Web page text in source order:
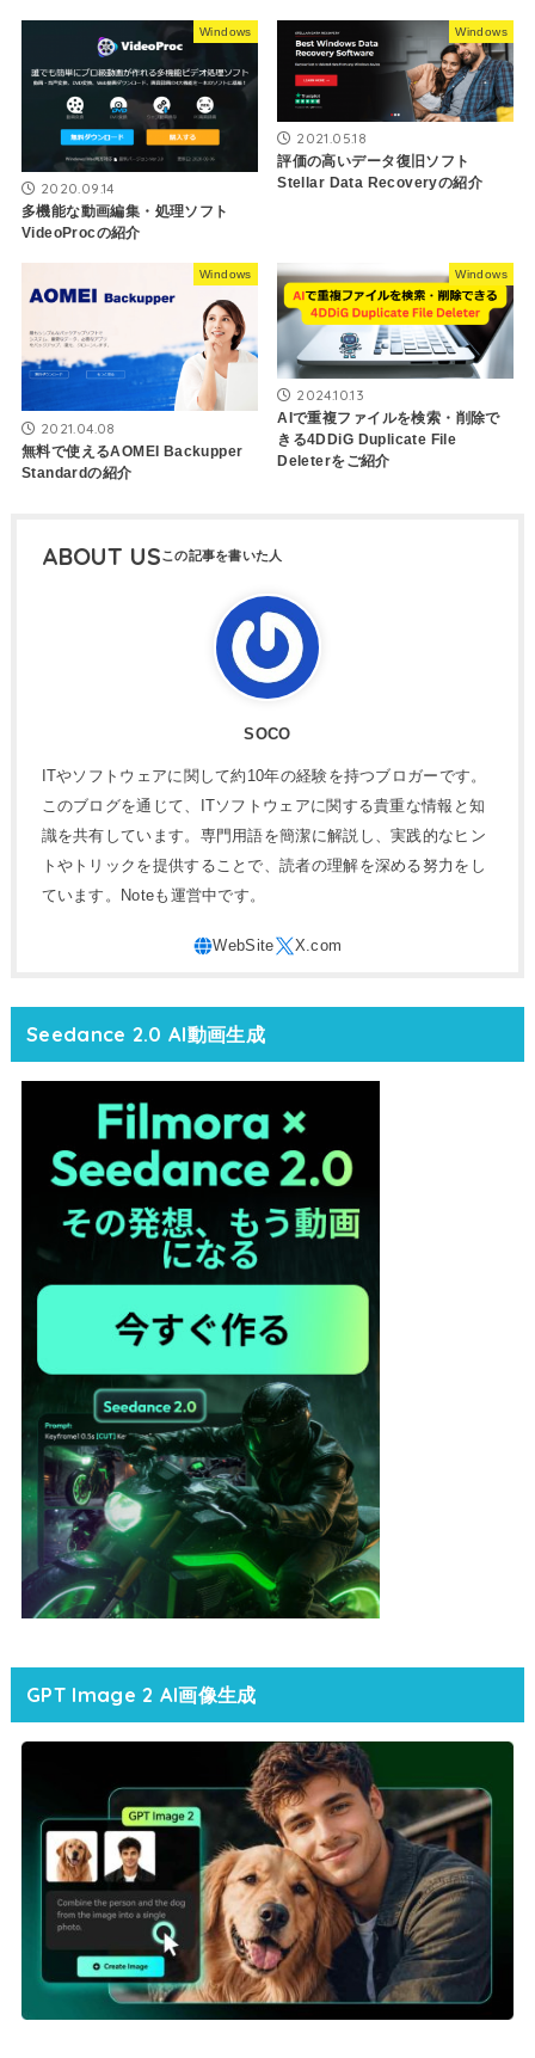
Windows
2020.09.14
多機能な動画編集・処理ソフト
VideoProcの紹介
Windows
2021.05.18
評価の高いデータ復旧ソフト
Stellar Data Recoveryの紹介
Windows
2021.04.08
無料で使えるAOMEI Backupper
Standardの紹介
Windows
2024.10.13
AIで重複ファイルを検索・削除で
きる4DDiG Duplicate File
Deleterをご紹介
ABOUT US
SOCO
ITやソフトウェアに関して約10年の経験を持つブロガーです。
このブログを通じて、ITソフトウェアに関する貴重な情報と知
識を共有しています。専門用語を簡潔に解説し、実践的なヒン
トやトリックを提供することで、読者の理解を深める努力をし
ています。Noteも運営中です。
Seedance 2.0 AI動画生成
GPT Image 2 AI画像生成